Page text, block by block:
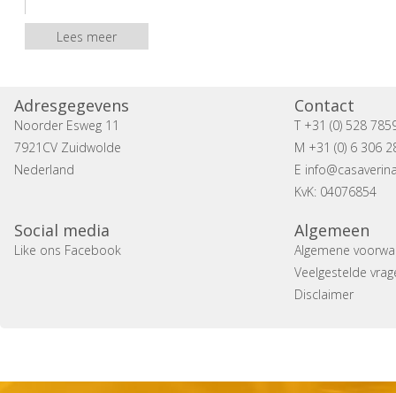
Lees meer
Adresgegevens
Noorder Esweg 11
7921CV Zuidwolde
Nederland
Contact
T +31 (0) 528
M +31 (0) 6 306
E
KvK: 04076854
Social media
Like ons Facebook
Algemeen
Algemene
Veelgestelde
Disclaimer